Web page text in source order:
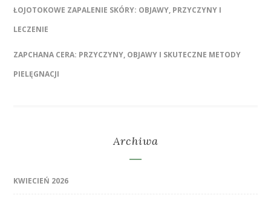
ŁOJOTOKOWE ZAPALENIE SKÓRY: OBJAWY, PRZYCZYNY I
LECZENIE
ZAPCHANA CERA: PRZYCZYNY, OBJAWY I SKUTECZNE METODY
PIELĘGNACJI
Archiwa
KWIECIEŃ 2026